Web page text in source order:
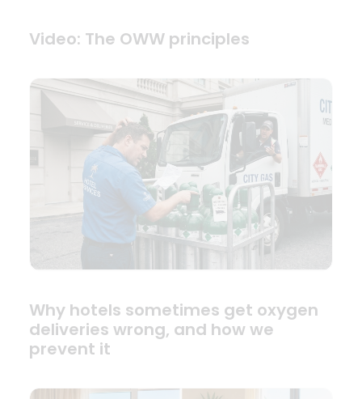
Video: The OWW principles
Why hotels sometimes get oxygen
deliveries wrong, and how we
prevent it